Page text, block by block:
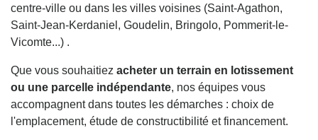
centre-ville ou dans les villes voisines (Saint-Agathon,
Saint-Jean-Kerdaniel, Goudelin, Bringolo, Pommerit-le-
Vicomte...) .
Que vous souhaitiez acheter un terrain en lotissement
ou une parcelle indépendante, nos équipes vous
accompagnent dans toutes les démarches : choix de
l'emplacement, étude de constructibilité et financement.